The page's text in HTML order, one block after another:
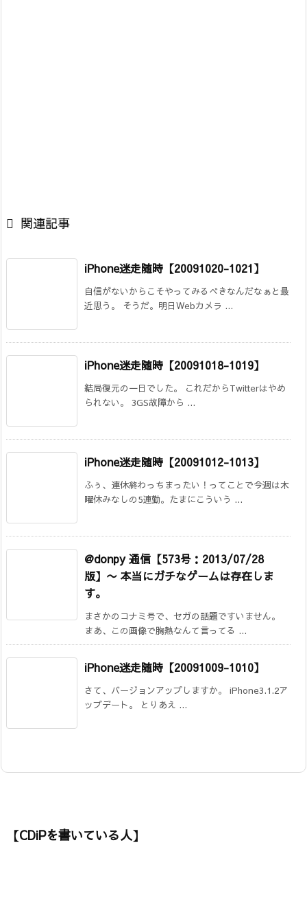
 関連記事
iPhone迷走随時【20091020-1021】
自信がないからこそやってみるべきなんだなぁと最
近思う。 そうだ。明日Webカメラ ...
iPhone迷走随時【20091018-1019】
結局復元の一日でした。 これだからTwitterはやめ
られない。 3GS故障から ...
iPhone迷走随時【20091012-1013】
ふぅ、連休終わっちまったい！ってことで今週は木
曜休みなしの5連勤。たまにこういう ...
@donpy 通信【573号：2013/07/28
版】〜 本当にガチなゲームは存在しま
す。
まさかのコナミ号で、セガの話題ですいません。
まあ、この画像で胸熱なんて言ってる ...
iPhone迷走随時【20091009-1010】
さて、バージョンアップしますか。 iPhone3.1.2ア
ップデート。 とりあえ ...
【CDiPを書いている人】